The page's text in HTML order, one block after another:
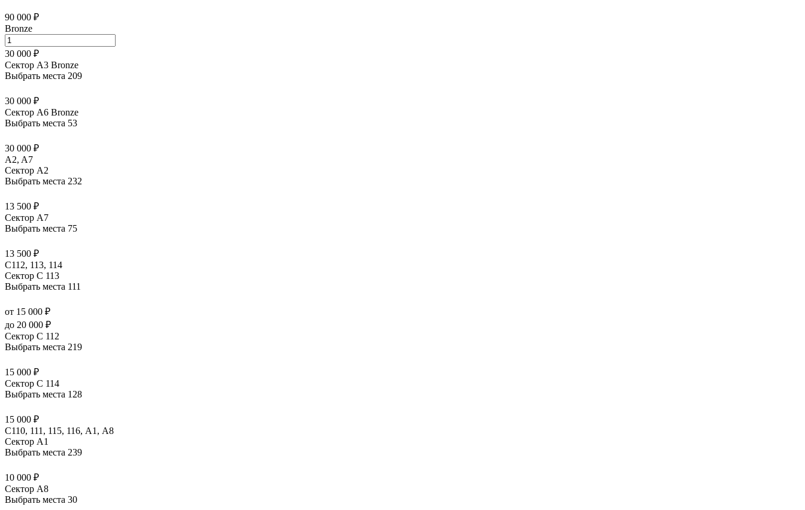
90 000 ₽
Bronze
30 000 ₽
Сектор А3 Bronze
Выбрать места 209
30 000 ₽
Сектор А6 Bronze
Выбрать места 53
30 000 ₽
A2, A7
Сектор А2
Выбрать места 232
13 500 ₽
Сектор А7
Выбрать места 75
13 500 ₽
С112, 113, 114
Сектор C 113
Выбрать места 111
от 15 000 ₽
до 20 000 ₽
Сектор C 112
Выбрать места 219
15 000 ₽
Сектор C 114
Выбрать места 128
15 000 ₽
C110, 111, 115, 116, А1, A8
Сектор A1
Выбрать места 239
10 000 ₽
Сектор A8
Выбрать места 30